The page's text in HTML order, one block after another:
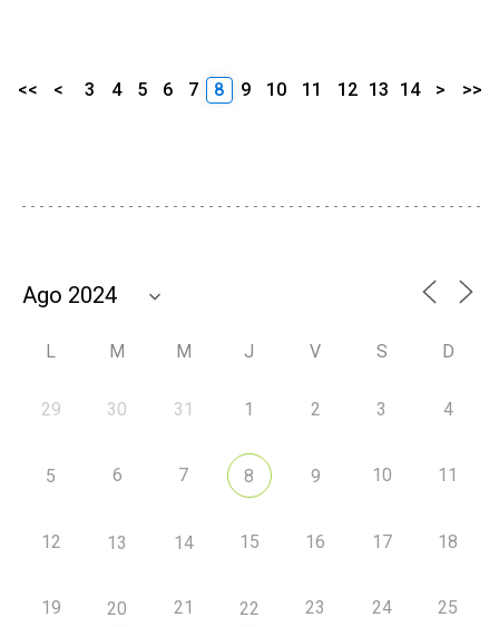
<< < 3 4 5 6 7 8 9 10 11 12 13 14 > >>
L M M J V S D
29 30 31 1 2 3 4
5 6 7 8 9 10 11
12 13 14 15 16 17 18
19 20 21 22 23 24 25